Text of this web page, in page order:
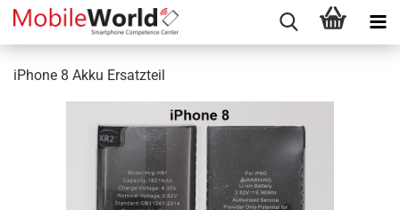
iPhone 8 Akku Ersatzteil